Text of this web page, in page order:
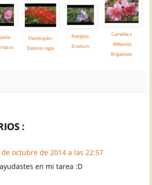
Flamboyán:
Delonix regia
Relojitos:
Erodium
Camellia x
Williamsii
Brigadoon
:
de octubre de 2014 a las 22:57
en mi tarea :D